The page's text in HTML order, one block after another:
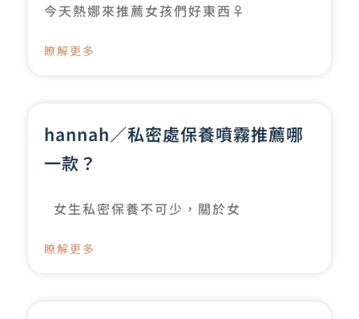
今天熱娜來推薦女孩們好東西‍♀️
瞭解更多
hannah／私密處保養噴霧推薦哪
一款？
女生私密保養不可少，關於女
瞭解更多